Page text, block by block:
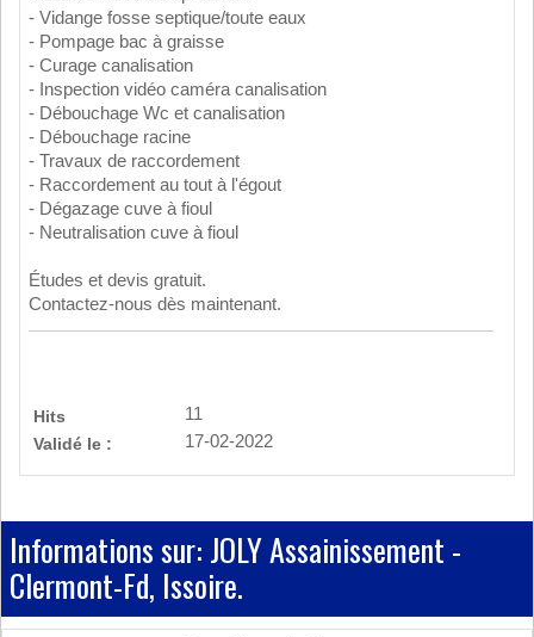
- Vidange fosse septique/toute eaux
- Pompage bac à graisse
- Curage canalisation
- Inspection vidéo caméra canalisation
- Débouchage Wc et canalisation
- Débouchage racine
- Travaux de raccordement
- Raccordement au tout à l'égout
- Dégazage cuve à fioul
- Neutralisation cuve à fioul
Études et devis gratuit.
Contactez-nous dès maintenant.
Hits
11
Validé le :
17-02-2022
Informations sur: JOLY Assainissement -
Clermont-Fd, Issoire.